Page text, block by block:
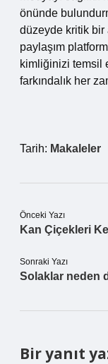
önünde
düzeyde kritik bir
paylaşım
kimliğinizi temsil
farkındalık her
Tarih: Makaleler
Önceki Yazı
Kan Çiçekleri
Sonraki Yazı
Solaklar neden
Bir yanıt